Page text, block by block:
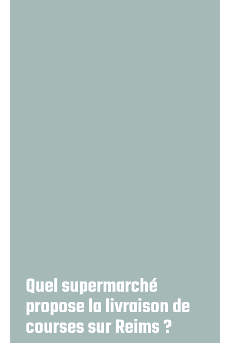
Quel supermarché
propose la livraison de
courses sur Reims ?